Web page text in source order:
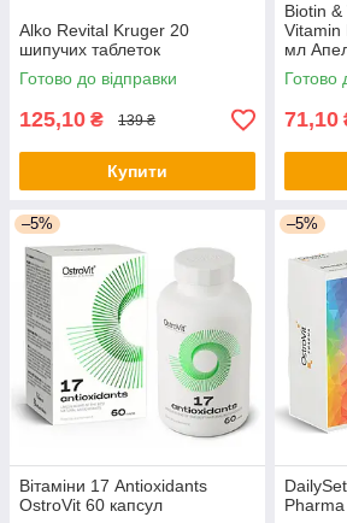
Alko Revital Kruger 20
шипучих таблеток
Готово до відправки
125,10 ₴ 139 ₴
Купити
Biotin &
Vitamin
мл
Готово
71,10
–5%
Вітаміни 17 Antioxidants
OstroVit 60 капсул
–5%